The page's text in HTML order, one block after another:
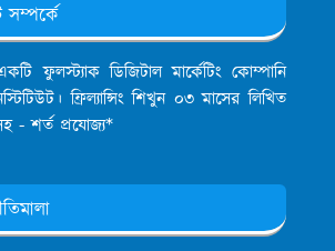
সম্পর্কে
ফুলস্ট্যাক ডিজিটাল মার্কেটিং কোম্পানি
ফ্রিল্যান্সিং শিখুন ০৩ মাসের লিখিত
- শর্ত প্রযোজ্য*